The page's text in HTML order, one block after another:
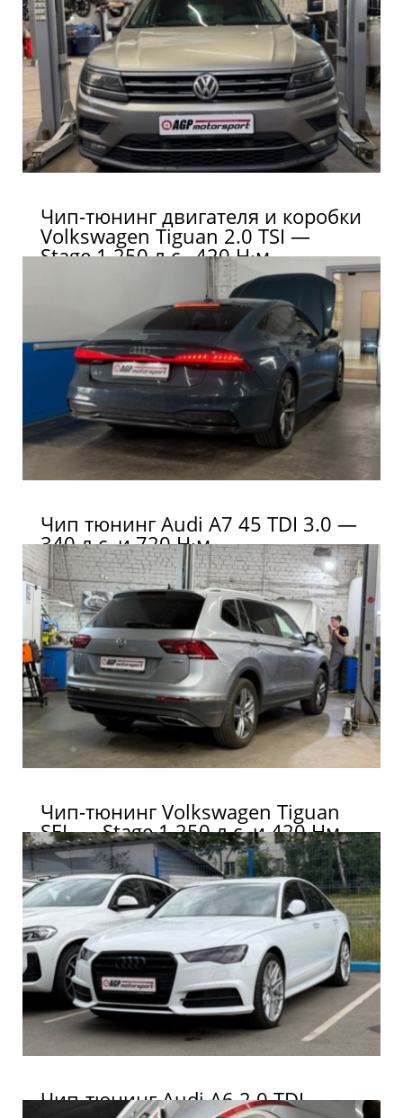
Чип-тюнинг двигателя и коробки
Volkswagen Tiguan 2.0 TSI —
Stage 1 250 л.с., 420 Н·м
Чип тюнинг Audi A7 45 TDI 3.0 —
340 л.с. и 720 Н·м
Чип-тюнинг Volkswagen Tiguan
SEL — Stage 1 250 л.с. и 420 Нм
Чип-тюнинг Audi A6 2.0 TDI